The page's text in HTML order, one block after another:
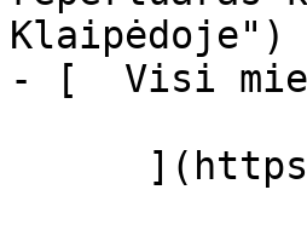
Klaipėdoje")
- [  Visi